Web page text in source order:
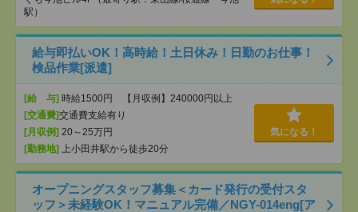
駅）
給与即払いOK！高時給！土日休み！日勤のお仕事！
検品作業[派遣]
[給 与] 時給1500円 【月収例】240000円以上
[交通費]交通費支給有り
[月収例] 20～25万円
[勤務地] 上小田井駅から徒歩20分
気になる！
オープニングスタッフ募集＜カード発行の受付スタ
ッフ＞未経験OK！マニュアル完備／NGY-014eng[ア